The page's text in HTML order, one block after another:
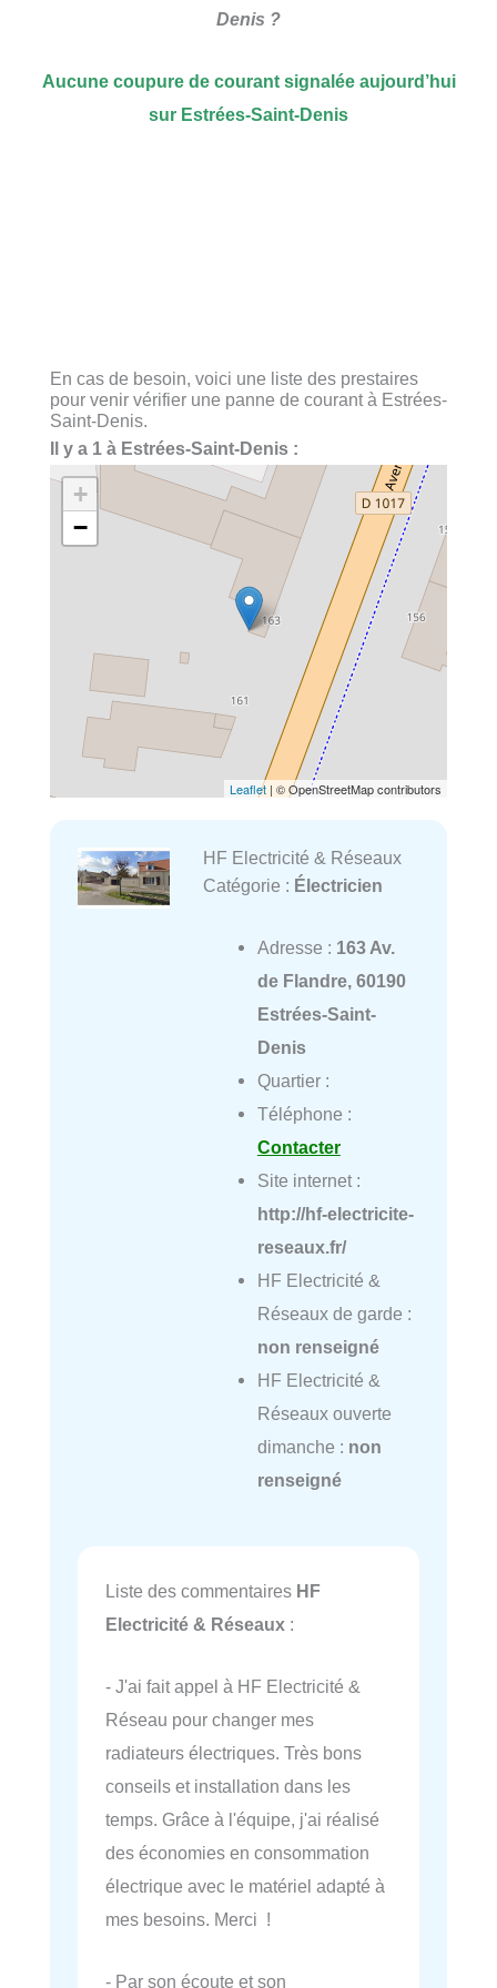
Denis ?
Aucune coupure de courant signalée aujourd’hui
sur Estrées-Saint-Denis
En cas de besoin, voici une liste des prestaires
pour venir vérifier une panne de courant à Estrées-
Saint-Denis.
Il y a 1 à Estrées-Saint-Denis :
+
−
Leaflet | © OpenStreetMap contributors
HF Electricité & Réseaux
Catégorie : Électricien
Adresse : 163 Av.
de Flandre, 60190
Estrées-Saint-
Denis
Quartier :
Téléphone :
Contacter
Site internet :
http://hf-electricite-
reseaux.fr/
HF Electricité &
Réseaux de garde :
non renseigné
HF Electricité &
Réseaux ouverte
dimanche : non
renseigné
Liste des commentaires HF
Electricité & Réseaux :
- J'ai fait appel à HF Electricité &
Réseau pour changer mes
radiateurs électriques. Très bons
conseils et installation dans les
temps. Grâce à l'équipe, j'ai réalisé
des économies en consommation
électrique avec le matériel adapté à
mes besoins. Merci !
- Par son écoute et son